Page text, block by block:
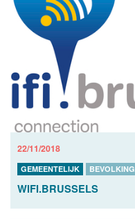
22/11/2018
GEMEENTELIJK BEVOLKING
WIFI.BRUSSELS